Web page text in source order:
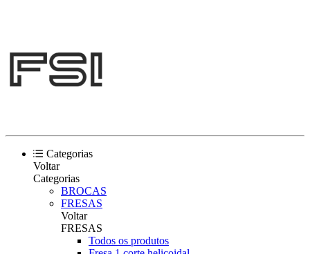
Categorias
Voltar
Categorias
BROCAS
FRESAS
Voltar
FRESAS
Todos os produtos